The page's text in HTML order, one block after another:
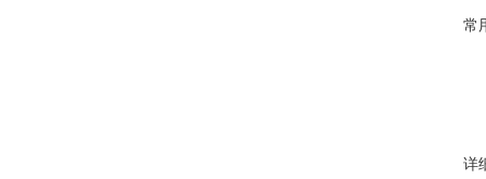
常
详